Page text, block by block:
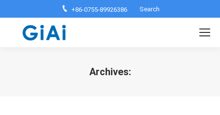
+86-0755-89926386 Search:
Search
Archives: